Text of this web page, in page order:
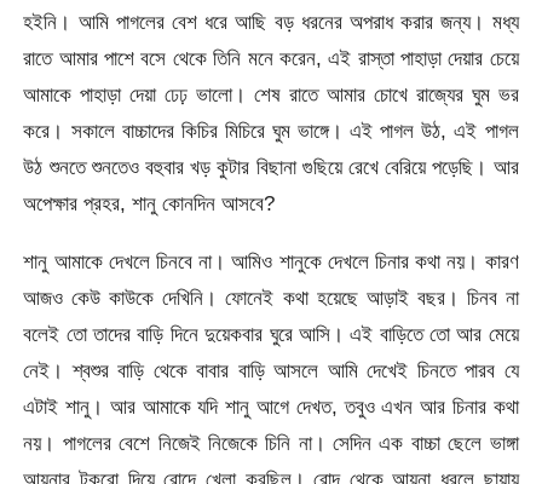
হইনি। আমি পাগলের বেশ ধরে আছি বড় ধরনের অপরাধ করার জন্য। মধ্য
রাতে আমার পাশে বসে থেকে তিনি মনে করেন, এই রাস্তা পাহাড়া দেয়ার চেয়ে
আমাকে পাহাড়া দেয়া ঢেঢ় ভালো। শেষ রাতে আমার চোখে রাজ্যের ঘুম ভর
করে। সকালে বাচ্চাদের কিচির মিচিরে ঘুম ভাঙ্গে। এই পাগল উঠ, এই পাগল
উঠ শুনতে শুনতেও বহুবার খড় কুটার বিছানা গুছিয়ে রেখে বেরিয়ে পড়েছি। আর
অপেক্ষার প্রহর, শানু কোনদিন আসবে?
শানু আমাকে দেখলে চিনবে না। আমিও শানুকে দেখলে চিনার কথা নয়। কারণ
আজও কেউ কাউকে দেখিনি। ফোনেই কথা হয়েছে আড়াই বছর। চিনব না
বলেই তো তাদের বাড়ি দিনে দুয়েকবার ঘুরে আসি। এই বাড়িতে তো আর মেয়ে
নেই। শ্বশুর বাড়ি থেকে বাবার বাড়ি আসলে আমি দেখেই চিনতে পারব যে
এটাই শানু। আর আমাকে যদি শানু আগে দেখত, তবুও এখন আর চিনার কথা
নয়। পাগলের বেশে নিজেই নিজেকে চিনি না। সেদিন এক বাচ্চা ছেলে ভাঙ্গা
আয়নার টুকরো দিয়ে রোদে খেলা করছিল। রোদ থেকে আয়না ধরলে ছায়ায়